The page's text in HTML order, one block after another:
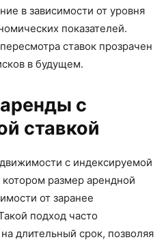
в зависимости от уровня
показателей.
ставок прозрачен
в будущем.
с
ставкой
с индексируемой
котором размер арендной
от заранее
подход часто
длительный срок, позволяя